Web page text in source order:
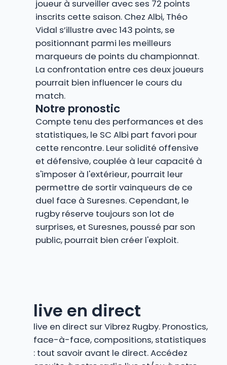
joueur à surveiller avec ses 72 points
inscrits cette saison. Chez Albi, Théo
Vidal s’illustre avec 143 points, se
positionnant parmi les meilleurs
marqueurs de points du championnat.
La confrontation entre ces deux joueurs
pourrait bien influencer le cours du
match.
Notre pronostic
Compte tenu des performances et des
statistiques, le SC Albi part favori pour
cette rencontre. Leur solidité offensive
et défensive, couplée à leur capacité à
s'imposer à l'extérieur, pourrait leur
permettre de sortir vainqueurs de ce
duel face à Suresnes. Cependant, le
rugby réserve toujours son lot de
surprises, et Suresnes, poussé par son
public, pourrait bien créer l'exploit.
live en direct
live en direct sur Vibrez Rugby. Pronostics,
face-à-face, compositions, statistiques
: tout savoir avant le direct. Accédez